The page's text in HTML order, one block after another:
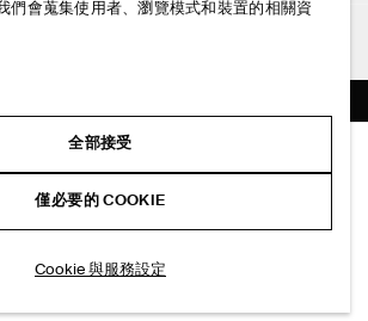
選擇尺寸
們會蒐集使用者、瀏覽模式和裝置的相關資
全部接受
僅必要的 COOKIE
Cookie 與服務設定